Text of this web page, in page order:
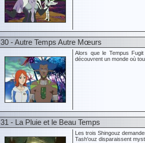
30 - Autre Temps Autre Mœurs
Alors que le Tempus
découvrent un monde où
31 - La Pluie et le Beau Temps
Les trois Shingouz
Tash'ouz disparaissent